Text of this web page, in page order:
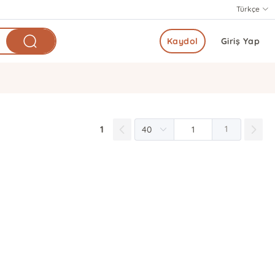
Türkçe
Giriş Yap
Kaydol
1 1